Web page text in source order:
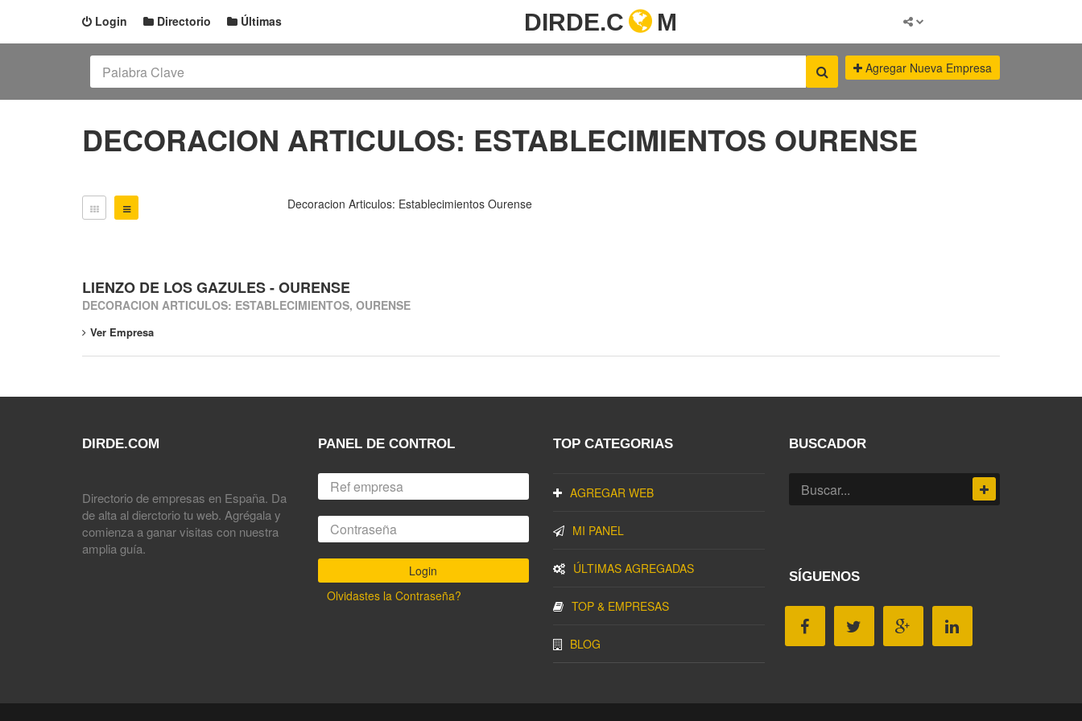
Login Directorio Últimas DIRDE.C M
Agregar Nueva Empresa
DECORACION ARTICULOS: ESTABLECIMIENTOS OURENSE
Decoracion Articulos: Establecimientos Ourense
LIENZO DE LOS GAZULES - OURENSE
DECORACION ARTICULOS: ESTABLECIMIENTOS, OURENSE
Ver Empresa
DIRDE.COM
Directorio de empresas en España. Da
de alta al dierctorio tu web. Agrégala y
comienza a ganar visitas con nuestra
amplia guía.
PANEL DE CONTROL
Olvidastes la Contraseña?
TOP CATEGORIAS
AGREGAR WEB
MI PANEL
ÚLTIMAS AGREGADAS
TOP & EMPRESAS
BLOG
BUSCADOR
SÍGUENOS